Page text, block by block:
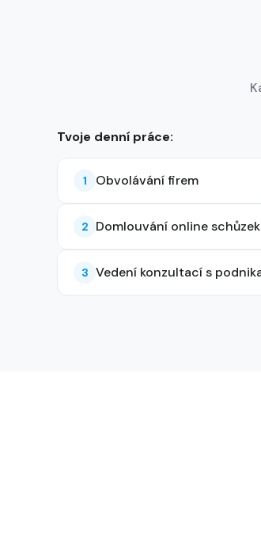
Tvoje denní práce:
1 Obvolávání firem
2 Domlouvání online schůzek
3 Vedení konzultací s